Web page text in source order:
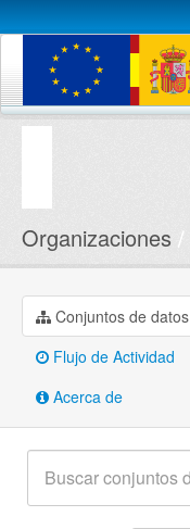
Conjuntos de datos
Organizaciones
Conjuntos de datos
Flujo de Actividad
Acerca de